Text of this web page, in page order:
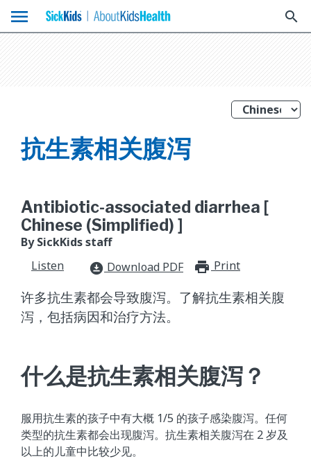
menu search
抗生素相关腹泻
Antibiotic-associated diarrhea [
Chinese (Simplified) ]
By SickKids staff
Listen
download_for_offline Download PDF Print
许多抗生素都会导致腹泻。了解抗生素相关腹
泻，包括病因和治疗方法。
什么是抗生素相关腹泻？
服用抗生素的孩子中有大概 1/5 的孩子感染腹泻。任何
类型的抗生素都会出现腹泻。抗生素相关腹泻在 2 岁及
以上的儿童中比较少见。